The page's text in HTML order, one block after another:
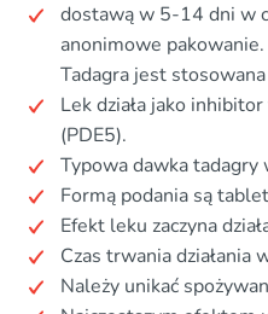
dostawą w 5-14 dni w
anonimowe pakowanie.
Tadagra jest
Lek działa jako
(PDE5).
Typowa dawka
Formą podania są
Efekt leku zaczyna
Czas trwania działania
Należy unikać